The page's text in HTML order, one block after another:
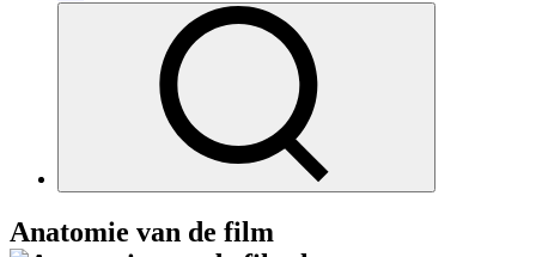
Anatomie van de film